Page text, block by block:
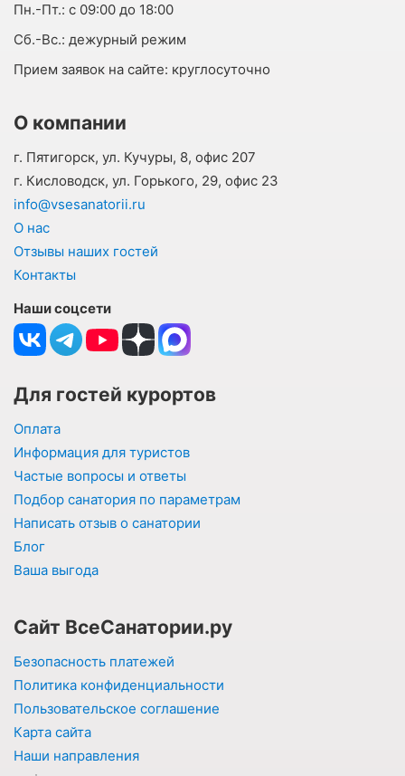
Пн.-Пт.: с 09:00 до 18:00
Cб.-Вс.: дежурный режим
Прием заявок на сайте: круглосуточно
О компании
г. Пятигорск, ул. Кучуры, 8, офис 207
г. Кисловодск, ул. Горького, 29, офис 23
info@vsesanatorii.ru
О нас
Отзывы наших гостей
Контакты
Наши соцсети
Для гостей курортов
Оплата
Информация для туристов
Частые вопросы и ответы
Подбор санатория по параметрам
Написать отзыв о санатории
Блог
Ваша выгода
Сайт ВсеСанатории.ру
Безопасность платежей
Политика конфиденциальности
Пользовательское соглашение
Карта сайта
Наши направления